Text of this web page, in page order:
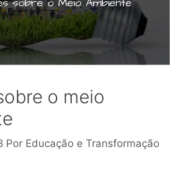
o meio
Por Educação e Transformação